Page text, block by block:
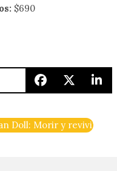
$690
‘The Destroyer Part
Doll: Morir y revivir